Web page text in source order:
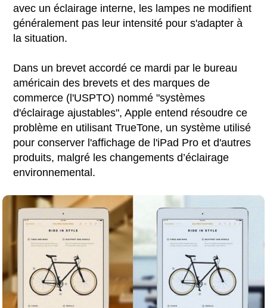
avec un éclairage interne, les lampes ne modifient
généralement pas leur intensité pour s'adapter à
la situation.
Dans un brevet accordé ce mardi par le bureau
américain des brevets et des marques de
commerce (l'USPTO) nommé "systèmes
d'éclairage ajustables", Apple entend résoudre ce
problème en utilisant TrueTone, un système utilisé
pour conserver l'affichage de l'iPad Pro et d'autres
produits, malgré les changements d’éclairage
environnemental.